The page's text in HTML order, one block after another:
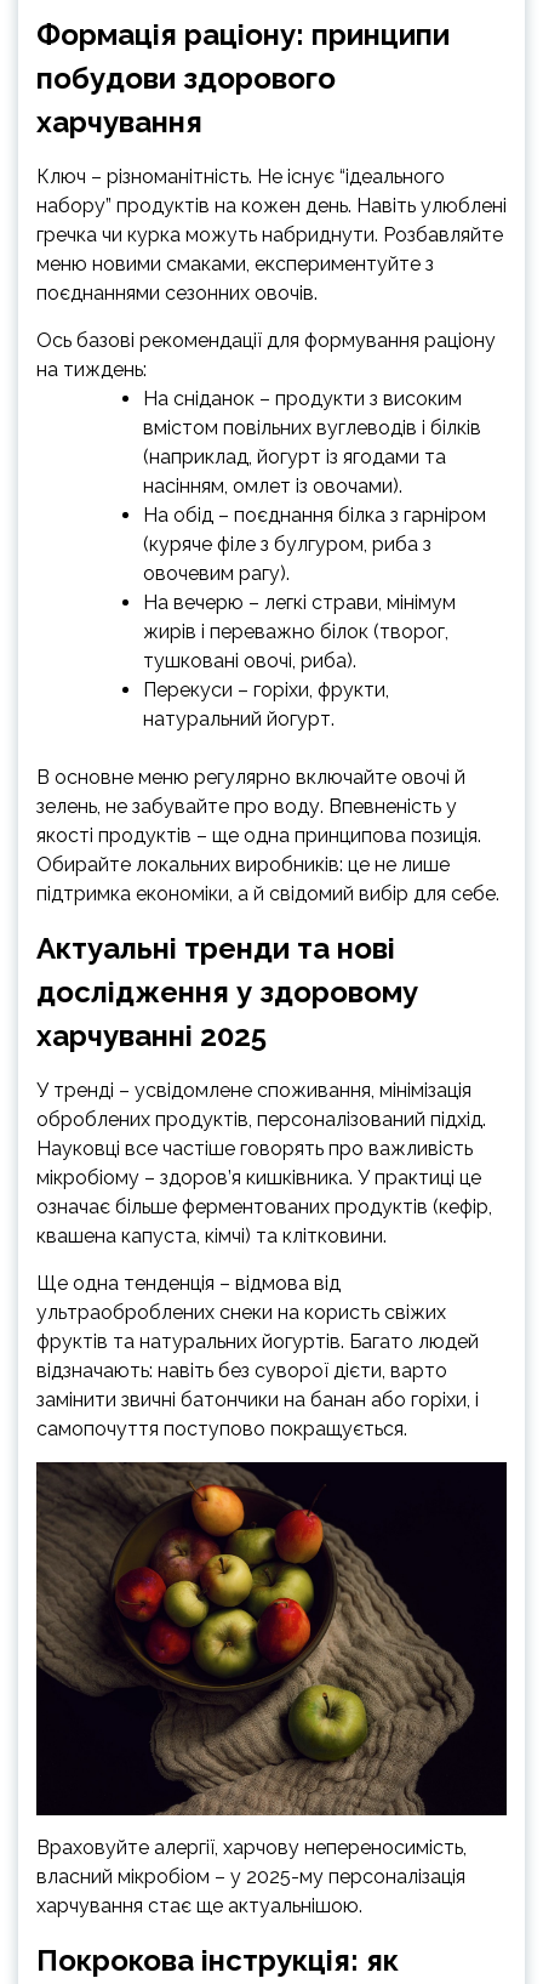
Формація раціону: принципи
побудови здорового
харчування
Ключ – різноманітність. Не існує “ідеального
набору” продуктів на кожен день. Навіть улюблені
гречка чи курка можуть набриднути. Розбавляйте
меню новими смаками, експериментуйте з
поєднаннями сезонних овочів.
Ось базові рекомендації для формування раціону
на тиждень:
На сніданок – продукти з високим
вмістом повільних вуглеводів і білків
(наприклад, йогурт із ягодами та
насінням, омлет із овочами).
На обід – поєднання білка з гарніром
(куряче філе з булгуром, риба з
овочевим рагу).
На вечерю – легкі страви, мінімум
жирів і переважно білок (творог,
тушковані овочі, риба).
Перекуси – горіхи, фрукти,
натуральний йогурт.
В основне меню регулярно включайте овочі й
зелень, не забувайте про воду. Впевненість у
якості продуктів – ще одна принципова позиція.
Обирайте локальних виробників: це не лише
підтримка економіки, а й свідомий вибір для себе.
Актуальні тренди та нові
дослідження у здоровому
харчуванні 2025
У тренді – усвідомлене споживання, мінімізація
оброблених продуктів, персоналізований підхід.
Науковці все частіше говорять про важливість
мікробіому – здоров’я кишківника. У практиці це
означає більше ферментованих продуктів (кефір,
квашена капуста, кімчі) та клітковини.
Ще одна тенденція – відмова від
ультраоброблених снеки на користь свіжих
фруктів та натуральних йогуртів. Багато людей
відзначають: навіть без суворої дієти, варто
замінити звичні батончики на банан або горіхи, і
самопочуття поступово покращується.
Враховуйте алергії, харчову непереносимість,
власний мікробіом – у 2025-му персоналізація
харчування стає ще актуальнішою.
Покрокова інструкція: як